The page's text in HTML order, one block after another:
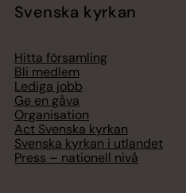
Svenska kyrkan
Hitta församling
Bli medlem
Lediga jobb
Ge en gåva
Organisation
Act Svenska kyrkan
Svenska kyrkan i utlandet
Press – nationell nivå